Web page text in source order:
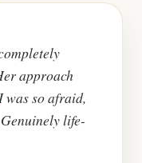
approach
so afraid,
life-